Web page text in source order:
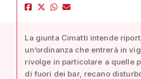
La giunta Cimatti intende
un’ordinanza che entrerà in
rivolge in particolare a quelle
di fuori dei bar, recano